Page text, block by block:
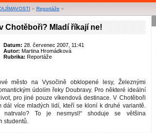
» Reportáže »
Chotěboři? Mladí říkají ne!
Datum: 28. červenec 2007, 11:41
Autor: Martina Hromádková
Rubrika: Reportáže
město na Vysočině obklopené lesy, Železnými
údolím řeky Doubravy. Pro některé ideální
pro jiné pouze víkendová destinace. V Chotěboři
dál více mladých lidí, kteří se kloní k druhé variantě.
natrvalo? To je nesmysl!“ shoduje se většina
studentů.